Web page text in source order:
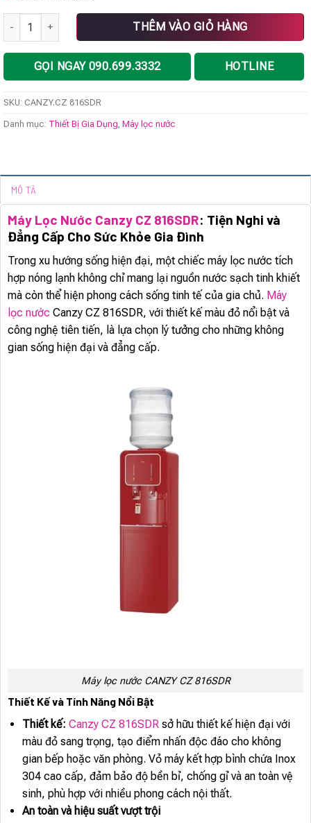
Máy lọc nước CANZY CZ 816SDR số lượngTHÊM VÀO GIỎ HÀNG
GỌI NGAY 090.699.3332 HOTLINE
SKU: CANZY.CZ 816SDR
Danh mục: Thiết Bị Gia Dụng Máy lọc nước
MÔ TẢ
Máy Lọc Nước Canzy CZ 816SDR: Tiện Nghi và
Đẳng Cấp Cho Sức Khỏe Gia Đình
Trong xu hướng sống hiện đại, một chiếc máy lọc nước tích
hợp nóng lạnh không chỉ mang lại nguồn nước sạch tinh khiết
mà còn thể hiện phong cách sống tinh tế của gia chủ. Máy
lọc nước Canzy CZ 816SDR, với thiết kế màu đỏ nổi bật và
công nghệ tiên tiến, là lựa chọn lý tưởng cho những không
gian sống hiện đại và đẳng cấp.
Máy lọc nước CANZY CZ 816SDR
Thiết Kế và Tính Năng Nổi Bật
Thiết kế: Canzy CZ 816SDRsở hữu thiết kế hiện đại với
màu đỏ sang trọng, tạo điểm nhấn độc đáo cho không
gian bếp hoặc văn phòng. Vỏ máy kết hợp bình chứa Inox
304 cao cấp, đảm bảo độ bền bỉ, chống gỉ và an toàn vệ
sinh, phù hợp với nhiều phong cách nội thất.
An toàn và hiệu suất vượt trội